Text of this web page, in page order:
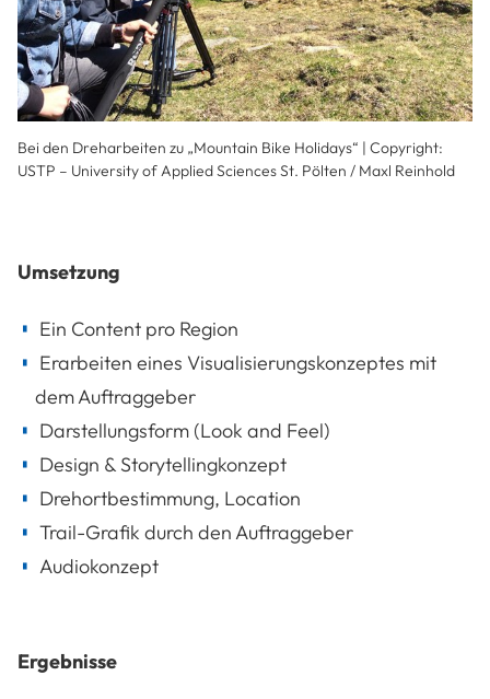
Bei den Dreharbeiten zu „Mountain Bike Holidays“ | Copyright:
USTP – University of Applied Sciences St. Pölten / Maxl Reinhold
Umsetzung
Ein Content pro Region
Erarbeiten eines Visualisierungskonzeptes mit
dem Auftraggeber
Darstellungsform (Look and Feel)
Design & Storytellingkonzept
Drehortbestimmung, Location
Trail-Grafik durch den Auftraggeber
Audiokonzept
Ergebnisse